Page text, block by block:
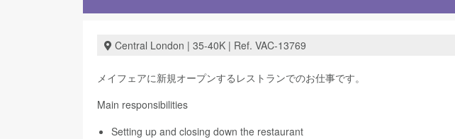
Central London | 35-40K | Ref. VAC-13769
メイフェアに新規オープンするレストランでのお仕事です。
Main responsibilities
Setting up and closing down the restaurant